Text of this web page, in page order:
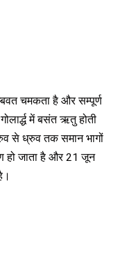
चमकता है और सम्पूर्ण
में बसंत ऋतु होती
से ध्रुव तक समान भागों
हो जाता है और 21 जून